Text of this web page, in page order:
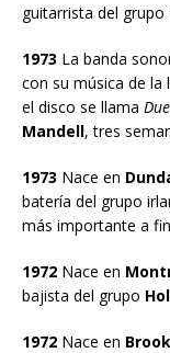
guitarrista del grupo
1973 La banda
con su música de la
el disco se llama
Mandell, tres
1973 Nace en
batería del grupo
más importante a
1972 Nace en
bajista del grupo
1972 Nace en